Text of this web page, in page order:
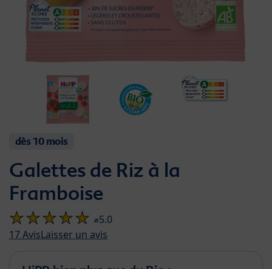
dès 10 mois
Galettes de Riz à la
Framboise
⌀5.0
17AvisLaisser un avis